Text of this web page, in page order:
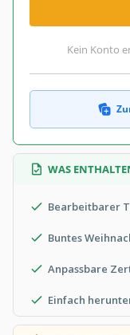
Kein Konto
WAS
Bearbeitbarer
Buntes
Anpassbare
Einfach